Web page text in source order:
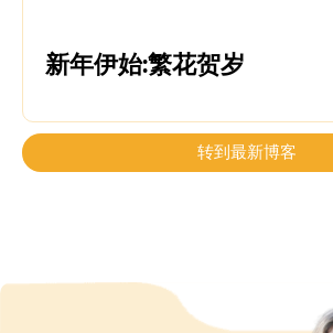
新年伊始:繁花贺岁
转到最新博客